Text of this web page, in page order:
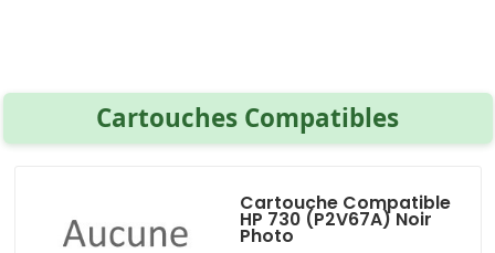
Cartouches Compatibles
Cartouche Compatible
HP 730 (P2V67A) Noir
Photo